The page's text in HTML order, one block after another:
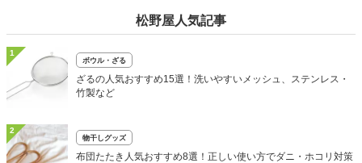
松野屋人気記事
1
ボウル・ざる
ざるの人気おすすめ15選！洗いやすいメッシュ、ステンレス・
竹製など
2
物干しグッズ
布団たたき人気おすすめ8選！正しい使い方でダニ・ホコリ対策